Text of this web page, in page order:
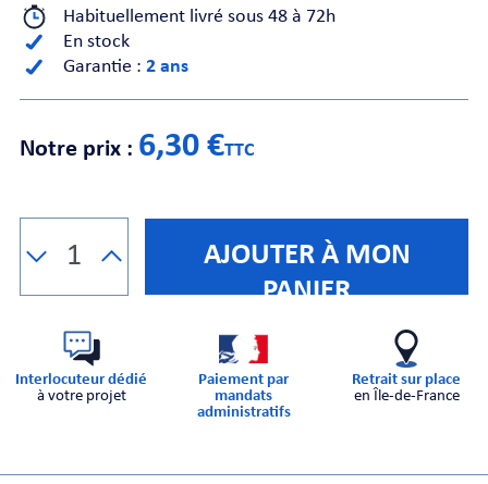
Habituellement livré sous 48 à 72h
En stock
Garantie : 2 ans
Notre prix : 6,30 €TTC
AJOUTER À MON
PANIER
Interlocuteur dédié
à votre projet
Paiement par
mandats
administratifs
Retrait sur place
en Île-de-France